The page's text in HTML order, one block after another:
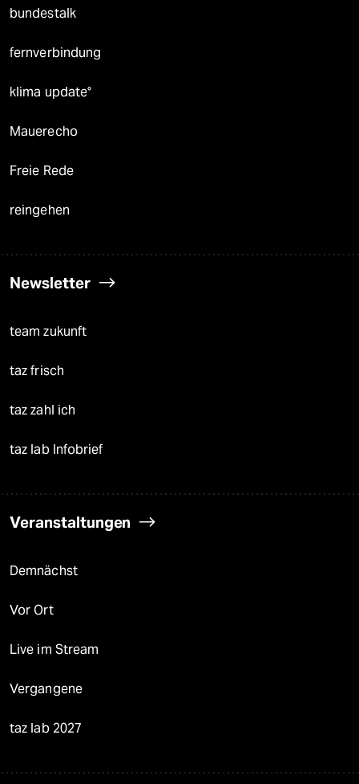
bundestalk
fernverbindung
klima update°
Mauerecho
Freie Rede
reingehen
Newsletter
team zukunft
taz frisch
taz zahl ich
taz lab Infobrief
Veranstaltungen
Demnächst
Vor Ort
Live im Stream
Vergangene
taz lab 2027